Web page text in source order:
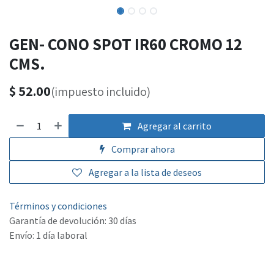
GEN- CONO SPOT IR60 CROMO 12
CMS.
$ 52.00(impuesto incluido)
Agregar al carrito
Comprar ahora
Agregar a la lista de deseos
Términos y condiciones
Garantía de devolución: 30 días
Envío: 1 día laboral